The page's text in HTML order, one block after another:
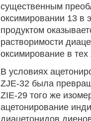
существенным
оксимировании 13 в
продуктом
растворимости
оксимирование в
В условиях
ZJE-32 была
ZIE-29 того же
ацетонирование
диацетонидов